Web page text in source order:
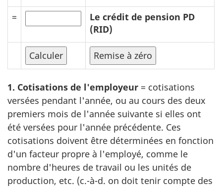
=
Le crédit de pension PD
(RID)
1. Cotisations de l'employeur = cotisations
versées pendant l'année, ou au cours des deux
premiers mois de l'année suivante si elles ont
été versées pour l'année précédente. Ces
cotisations doivent être déterminées en fonction
d'un facteur propre à l'employé, comme le
nombre d'heures de travail ou les unités de
production, etc. (c.-à-d. on doit tenir compte des